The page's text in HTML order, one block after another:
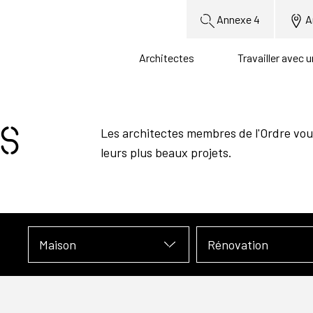
Annexe 4
Architectes Travailler avec
Les architectes membres de l'Ordre
leurs plus beaux projets.
Maison Rénovation